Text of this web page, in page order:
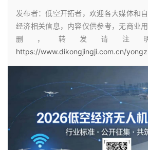
发布者：低空开拓者，欢迎各大媒体和
经济相关信息，内容仅供参考，无商业
删，转发请注
https://www.dikongjingji.com.cn/